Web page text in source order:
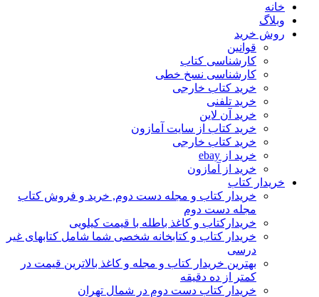
خانه
وبلاگ
روش خرید
قوانین
کارشناسی کتاب
کارشناسی نسخ خطی
خرید کتاب خارجی
خرید تلفنی
خرید آن لاین
خرید کتاب از سایت آمازون
خرید کتاب خارجی
خرید از ebay
خرید از آمازون
خریدار کتاب
خریدار کتاب و مجله دست دوم, خرید و فروش کتاب
مجله دست دوم
خریدارکتاب و کاغذ باطله با قیمت کیلویی
خریدار کتاب و کتابخانه شخصی شما شامل کتابهای غیر
درسی
بهترین خریدار کتاب و مجله و کاغذ بالاترین قیمت در
کمتر از ده دقیقه
خریدار کتاب دست دوم در شمال تهران